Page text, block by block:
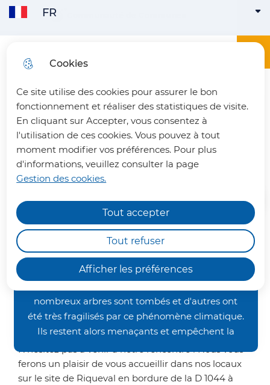
Cookies
Ce site utilise des cookies pour assurer le bon
fonctionnement et réaliser des statistiques de visite.
En cliquant sur Accepter, vous consentez à
l'utilisation de ces cookies. Vous pouvez à tout
moment modifier vos préférences. Pour plus
d'informations, veuillez consulter la page
Gestion des cookies.
Afficher les préférences
Tout accepter
Tout refuser
Aller
du site
fermer
Chemins de randonnée
impraticables
Nous vous informons qu'en raison des dégâts
occasionnés par les orages de la fin juin, nos
nombreux arbres sont tombés et d'autres ont
été très fragilisés par ce phénomène climatique.
Ils restent alors menaçants et empêchent la
Nous vous demandons donc un peu de patience
avant de retrouver nos sentiers dans un meilleur
Office du tourisme du Pays du Vermandois
Menu principal
FR
FRANÇAIS
Notre équipe
Vous voulez accéder à
l'information touristique et
pratique ? Vous souhaitez
découvrir les richesses du
Vermandois ?
N'hésitez pas à venir à notre rencontre ! Nous vous
ferons un plaisir de vous accueillir dans nos locaux
sur le site de Riqueval en bordure de la D 1044 à